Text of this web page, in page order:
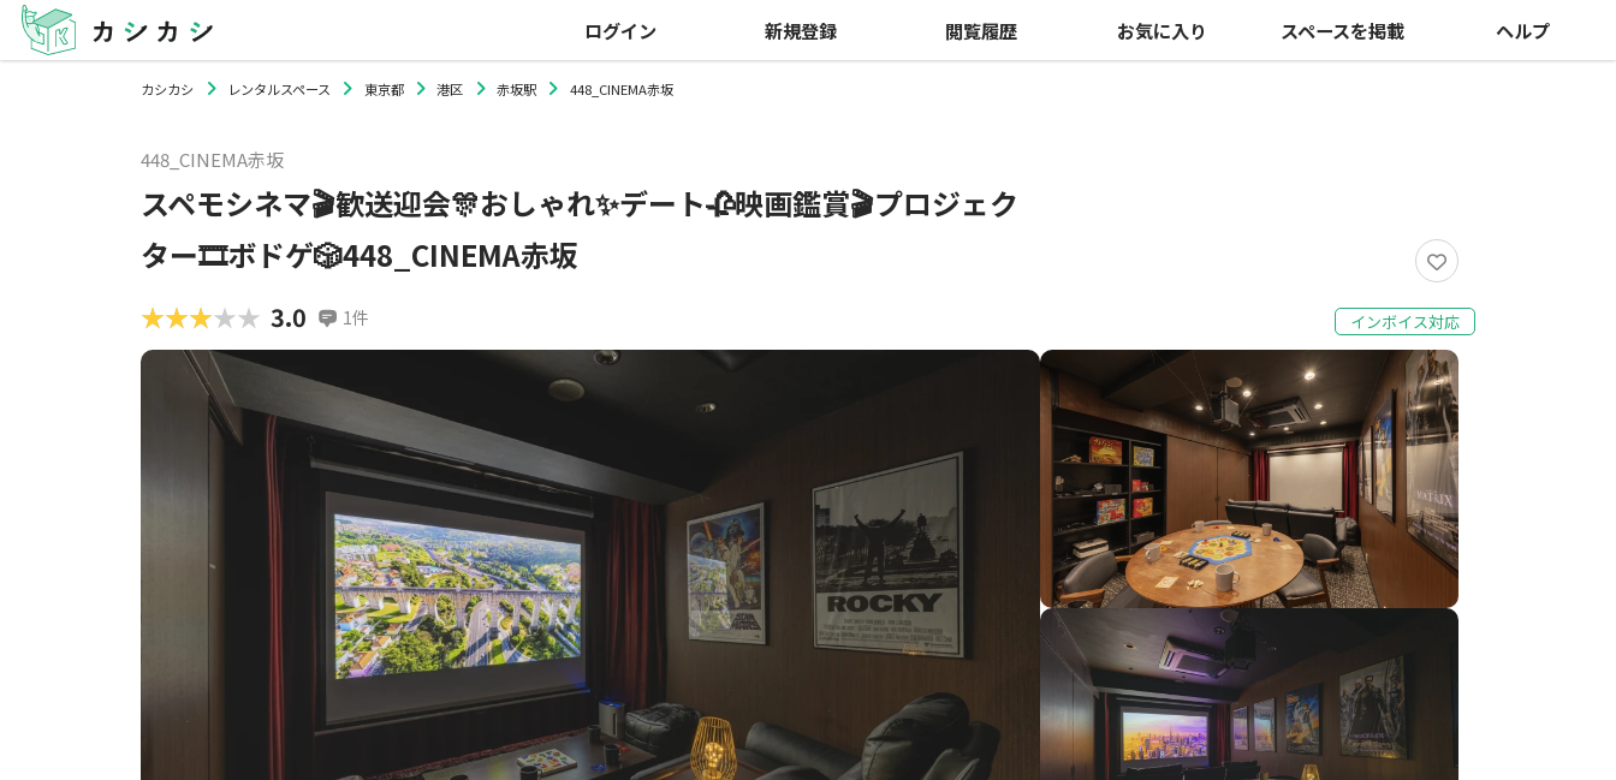
ログイン 新規登録 閲覧履歴 お気に入り スペースを掲載 ヘルプ
カシカシ レンタルスペース 東京都 港区 赤坂駅 448_CINEMA赤坂
448_CINEMA赤坂
スペモシネマ🎬歓送迎会🎊おしゃれ✨️デート🥀映画鑑賞🎬プロジェク
ター🎞ボドゲ🎲448_CINEMA赤坂
★★★★★
★★★★★ 3.0 1件 インボイス対応